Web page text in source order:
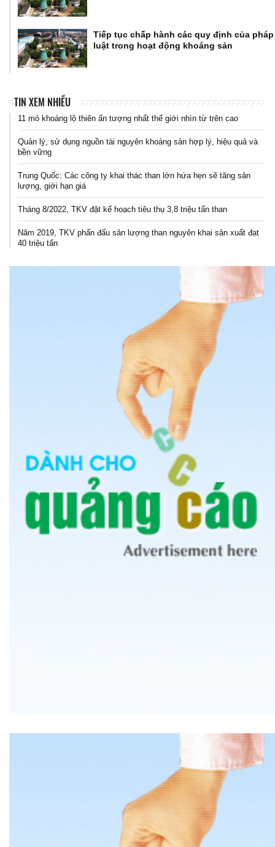
Tiếp tục chấp hành các quy định của pháp
luật trong hoạt động khoáng sản
TIN XEM NHIỀU
11 mỏ khoáng lộ thiên ấn tượng nhất thế giới nhìn từ trên cao
Quản lý, sử dụng nguồn tài nguyên khoáng sản hợp lý, hiệu quả và
bền vững
Trung Quốc: Các công ty khai thác than lớn hứa hẹn sẽ tăng sản
lượng, giới hạn giá
Tháng 8/2022, TKV đặt kế hoạch tiêu thụ 3,8 triệu tấn than
Năm 2019, TKV phấn đấu sản lượng than nguyên khai sản xuất đạt
40 triệu tấn